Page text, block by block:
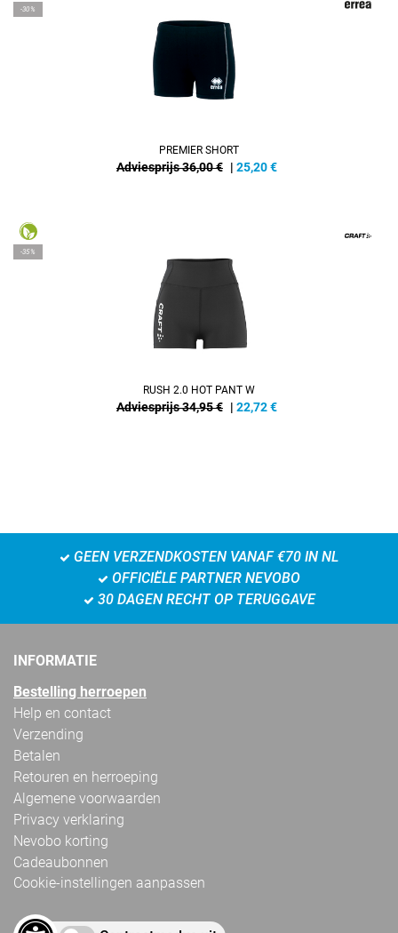
-30%
PREMIER SHORT
Adviesprijs 36,00 € | 25,20€
-35%
RUSH 2.0 HOT PANT W
Adviesprijs 34,95 € | 22,72€
GEEN VERZENDKOSTEN VANAF €70 IN NL
OFFICIËLE PARTNER NEVOBO
30 DAGEN RECHT OP TERUGGAVE
INFORMATIE
Bestelling herroepen
Help en contact
Verzending
Betalen
Retouren en herroeping
Algemene voorwaarden
Privacy verklaring
Nevobo korting
Cadeaubonnen
Cookie-instellingen aanpassen